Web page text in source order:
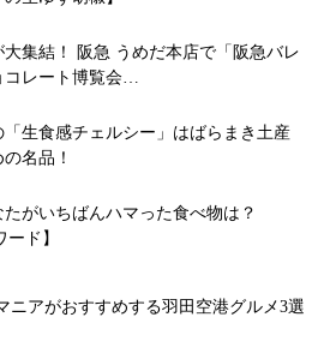
大集結！ 阪急 うめだ本店で「阪急バレ
コレート博覧会…
生食感チェルシー」はばらまき土産
名品！
たがいちばんハマった食べ物は？
ード】
ニアがおすすめする羽田空港グルメ3選